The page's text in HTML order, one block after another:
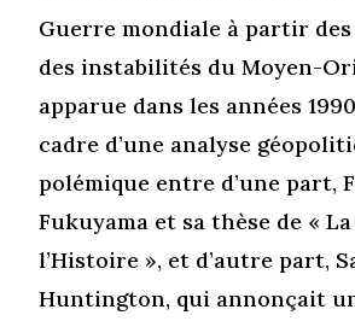
Guerre mondiale à partir
des instabilités du Moyen-
apparue dans les années
cadre d’une analyse
polémique entre d’une part,
Fukuyama et sa thèse de «
l’Histoire », et d’autre part,
Huntington, qui annonçait